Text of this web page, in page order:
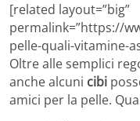
[related layout=”big”
permalink=”https://
pelle-quali-vitamine-
Oltre alle semplici
anche alcuni cibi
amici per la pelle.